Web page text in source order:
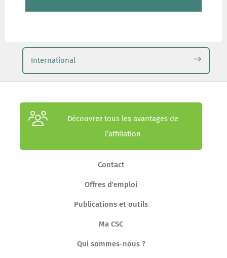
International
Découvrez tous les avantages de
l’affiliation
Contact
Offres d'emploi
Publications et outils
Ma CSC
Qui sommes-nous ?